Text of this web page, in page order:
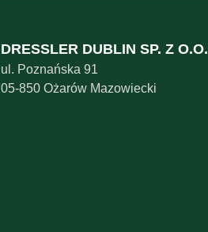
DRESSLER DUBLIN SP. Z O.O.
ul. Poznańska 91
05-850 Ożarów Mazowiecki